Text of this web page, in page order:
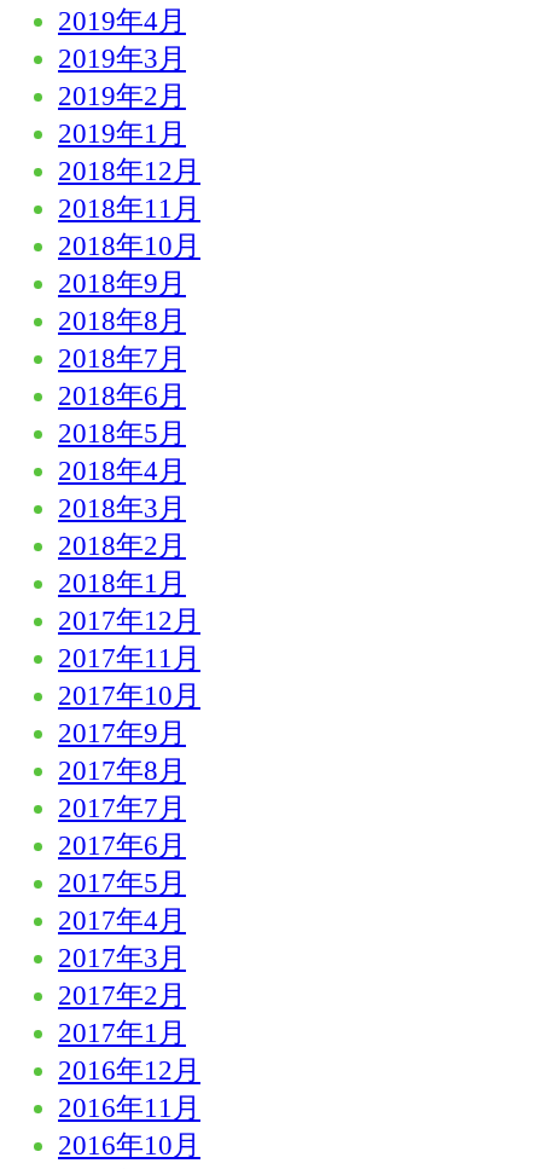
2019年4月
2019年3月
2019年2月
2019年1月
2018年12月
2018年11月
2018年10月
2018年9月
2018年8月
2018年7月
2018年6月
2018年5月
2018年4月
2018年3月
2018年2月
2018年1月
2017年12月
2017年11月
2017年10月
2017年9月
2017年8月
2017年7月
2017年6月
2017年5月
2017年4月
2017年3月
2017年2月
2017年1月
2016年12月
2016年11月
2016年10月